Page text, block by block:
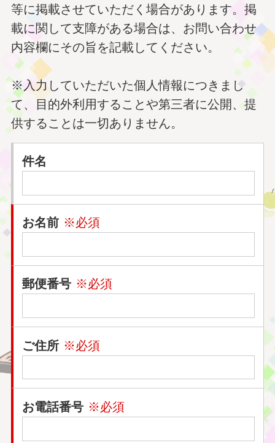
等に掲載させていただく場合があります。掲
載に関して支障がある場合は、お問い合わせ
内容欄にその旨を記載してください。
※入力していただいた個人情報につきまし
て、目的外利用することや第三者に公開、提
供することは一切ありません。
件名
お名前 ※必須
郵便番号 ※必須
ご住所 ※必須
お電話番号 ※必須